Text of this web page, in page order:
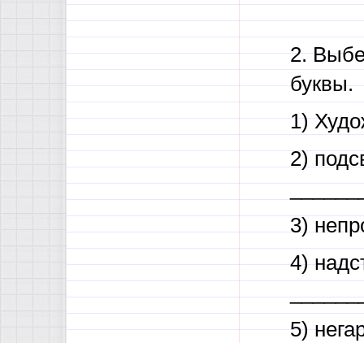
2.
буквы.
1)
2)
3)
4)
5)